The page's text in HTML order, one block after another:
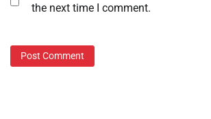
the next time I comment.